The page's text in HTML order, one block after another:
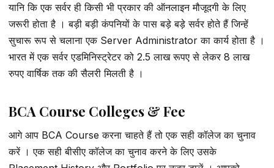
यानि कि एक सर्वर ही किसी भी प्रकार की ऑनलाइन मौजूदगी के लिए
जरूरी होता है । बड़ी बड़ी कंपनियों के पास बड़े बड़े सर्वर होते हैं जिन्हें
सुचारू रूप से चलाना एक Server Administrator का कार्य होता है ।
भारत में एक सर्वर एडमिनिस्ट्रेटर को 2.5 लाख रूपए से लेकर 8 लाख
रुपए वार्षिक तक की सैलरी मिलती है ।
BCA Course Colleges & Fee
आगे आप BCA Course करना चाहते हैं तो एक सही कॉलेज का चुनाव
करें । एक सही बीसीए कॉलेज का चुनाव करने के लिए उसके